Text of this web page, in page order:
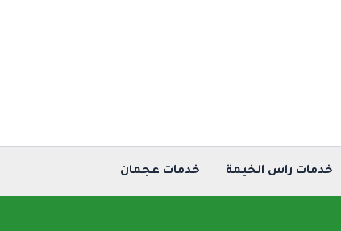
خدمات راس الخيمة خدمات عجمان